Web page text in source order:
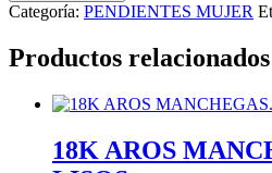
Categoría: PENDIENTES MUJER
Productos relacionados
18K AROS